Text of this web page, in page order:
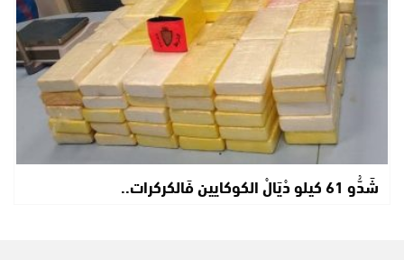
شَدُّو 61 كيلو دْيَالْ الكوكايين فَالكركرات..